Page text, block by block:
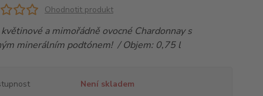
Ohodnotit produkt
a mimořádně ovocné Chardonnay s
minerálním podtónem! / Objem: 0,75 l
Není skladem